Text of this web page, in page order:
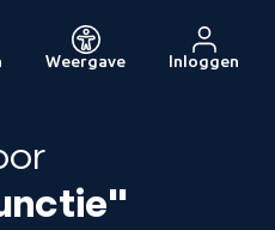
Weergave Inloggen